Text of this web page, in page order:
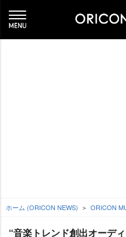
ホーム (ORICON NEWS) ORICON
“音楽トレンド創出オーデ